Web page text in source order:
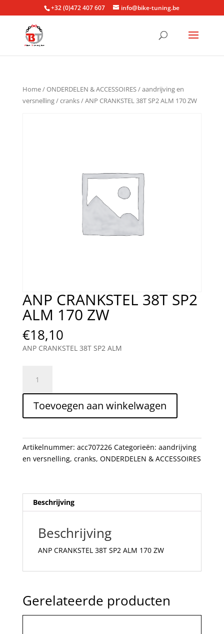
+32 (0)472 407 607 info@bike-tuning.be
Home/ONDERDELEN & ACCESSOIRES/aandrijving en
versnelling/cranks/ ANP CRANKSTEL 38T SP2 ALM 170 ZW
ANP CRANKSTEL 38T SP2
ALM 170 ZW
€18,10
ANP CRANKSTEL 38T SP2 ALM
CRANKSTEL
38T
SP2
ALM
ZW
aantal
Toevoegen aan winkelwagen
Artikelnummer: acc707226 Categorieën: aandrijving
en versnelling, cranks, ONDERDELEN & ACCESSOIRES
Beschrijving
Beschrijving
ANP CRANKSTEL 38T SP2 ALM 170 ZW
Gerelateerde producten